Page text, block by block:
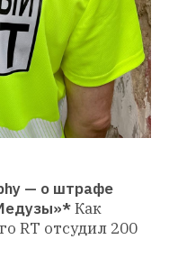
— о штрафе
Как
RT отсудил 200